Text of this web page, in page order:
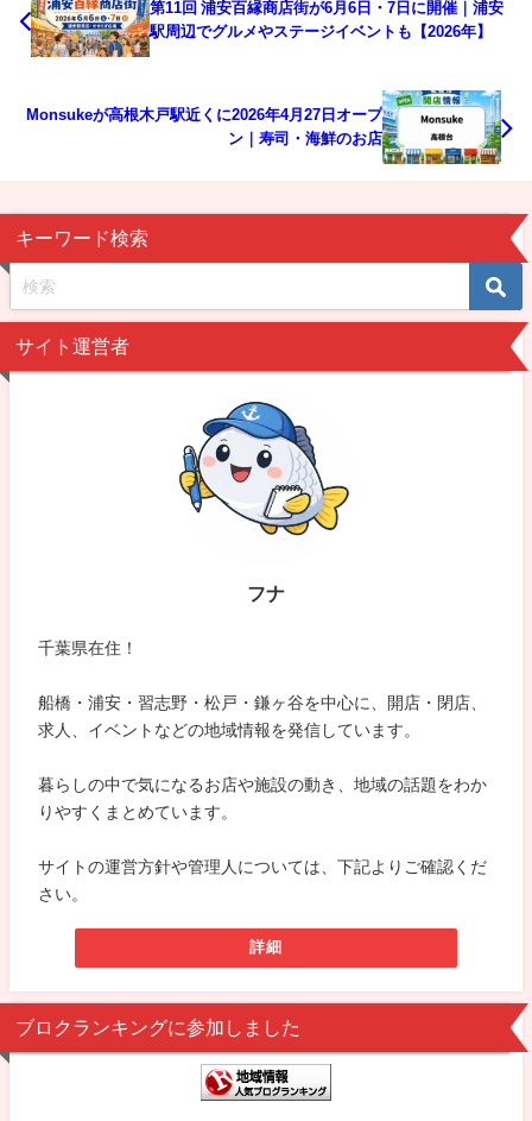
第11回 浦安百縁商店街が6月6日・7日に開催｜浦安
駅周辺でグルメやステージイベントも【2026年】
Monsukeが高根木戸駅近くに2026年4月27日オープ
ン｜寿司・海鮮のお店
キーワード検索
サイト運営者
フナ
千葉県在住！
船橋・浦安・習志野・松戸・鎌ヶ谷を中心に、開店・閉店、
求人、イベントなどの地域情報を発信しています。
暮らしの中で気になるお店や施設の動き、地域の話題をわか
りやすくまとめています。
サイトの運営方針や管理人については、下記よりご確認くだ
さい。
詳細
ブロクランキングに参加しました